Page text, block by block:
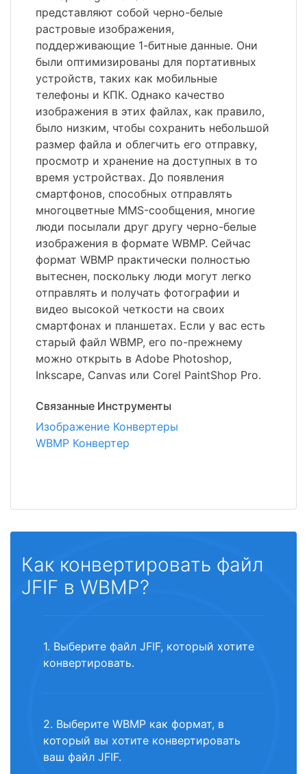
представляют собой черно-белые
растровые изображения,
поддерживающие 1-битные данные. Они
были оптимизированы для портативных
устройств, таких как мобильные
телефоны и КПК. Однако качество
изображения в этих файлах, как правило,
было низким, чтобы сохранить небольшой
размер файла и облегчить его отправку,
просмотр и хранение на доступных в то
время устройствах. До появления
смартфонов, способных отправлять
многоцветные MMS-сообщения, многие
люди посылали друг другу черно-белые
изображения в формате WBMP. Сейчас
формат WBMP практически полностью
вытеснен, поскольку люди могут легко
отправлять и получать фотографии и
видео высокой четкости на своих
смартфонах и планшетах. Если у вас есть
старый файл WBMP, его по-прежнему
можно открыть в Adobe Photoshop,
Inkscape, Canvas или Corel PaintShop Pro.
Связанные Инструменты
Изображение Конвертеры
WBMP Конвертер
Как конвертировать файл
JFIF в WBMP?
1. Выберите файл JFIF, который хотите
конвертировать.
2. Выберите WBMP как формат, в
который вы хотите конвертировать
ваш файл JFIF.